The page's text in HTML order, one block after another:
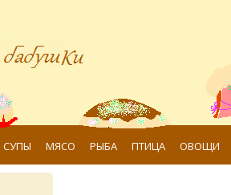
СУПЫ МЯСО РЫБА ПТИЦА ОВОЩИ